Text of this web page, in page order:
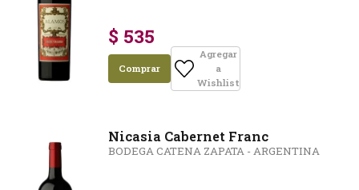
$ 535
Comprar
Agregar
a
Wishlist
Nicasia Cabernet Franc
BODEGA CATENA ZAPATA - ARGENTINA